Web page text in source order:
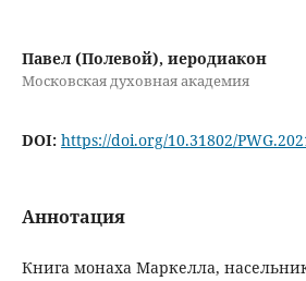
Павел (Полевой), иеродиакон
Московская духовная академия
DOI: https://doi.org/10.31802/
Аннотация
Книга монаха Маркелла,